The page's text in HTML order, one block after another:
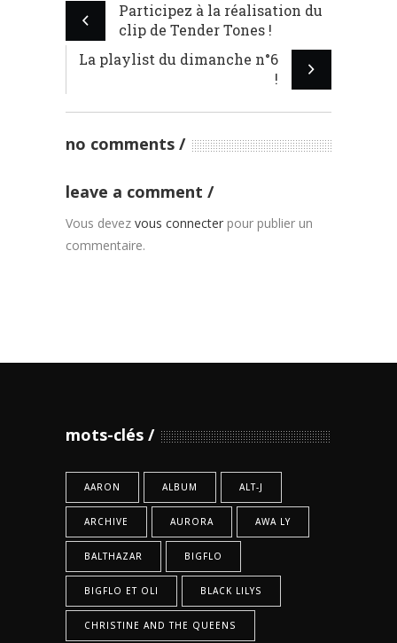
Participez à la réalisation du
clip de Tender Tones !
La playlist du dimanche n°6
!
no comments
leave a comment
Vous devez vous connecter pour publier un
commentaire.
mots-clés
AARON ALBUM ALT-J
ARCHIVE AURORA AWA LY
BALTHAZAR BIGFLO
BIGFLO ET OLI BLACK LILYS
CHRISTINE AND THE QUEENS